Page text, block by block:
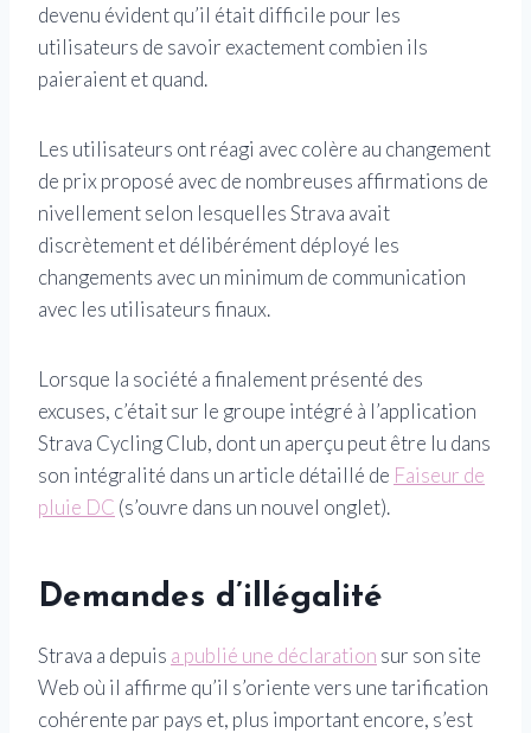
devenu évident qu’il était difficile pour les
utilisateurs de savoir exactement combien ils
paieraient et quand.
Les utilisateurs ont réagi avec colère au changement
de prix proposé avec de nombreuses affirmations de
nivellement selon lesquelles Strava avait
discrètement et délibérément déployé les
changements avec un minimum de communication
avec les utilisateurs finaux.
Lorsque la société a finalement présenté des
excuses, c’était sur le groupe intégré à l’application
Strava Cycling Club, dont un aperçu peut être lu dans
son intégralité dans un article détaillé de Faiseur de
pluie DC (s’ouvre dans un nouvel onglet).
Demandes d’illégalité
Strava a depuis a publié une déclaration sur son site
Web où il affirme qu’il s’oriente vers une tarification
cohérente par pays et, plus important encore, s’est